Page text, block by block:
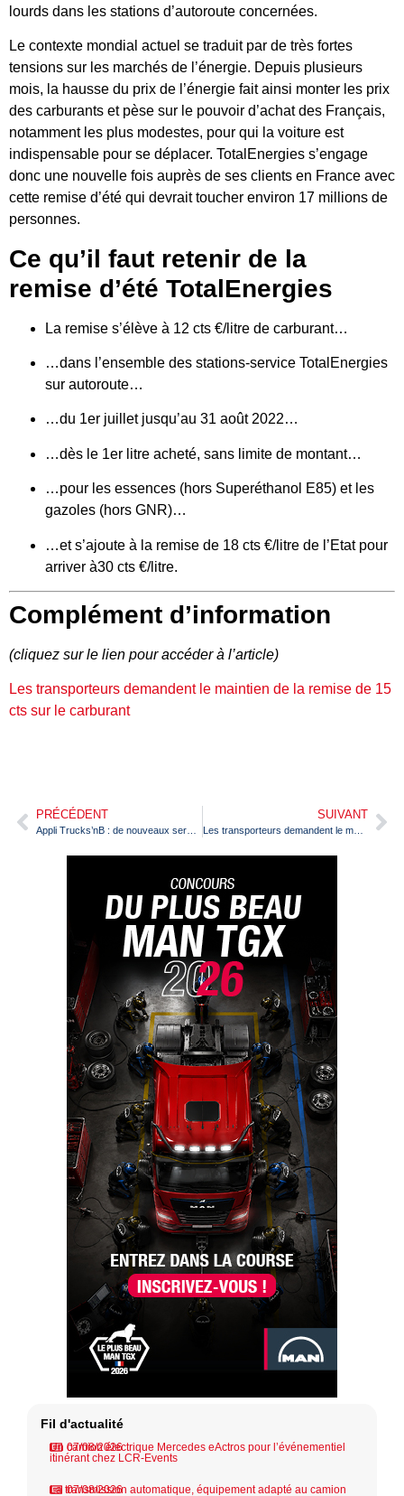
lourds dans les stations d’autoroute concernées.
Le contexte mondial actuel se traduit par de très fortes
tensions sur les marchés de l’énergie. Depuis plusieurs
mois, la hausse du prix de l’énergie fait ainsi monter les prix
des carburants et pèse sur le pouvoir d’achat des Français,
notamment les plus modestes, pour qui la voiture est
indispensable pour se déplacer. TotalEnergies s’engage
donc une nouvelle fois auprès de ses clients en France avec
cette remise d’été qui devrait toucher environ 17 millions de
personnes.
Ce qu’il faut retenir de la
remise d’été TotalEnergies
La remise s’élève à 12 cts €/litre de carburant…
…dans l’ensemble des stations-service TotalEnergies
sur autoroute…
…du 1er juillet jusqu’au 31 août 2022…
…dès le 1er litre acheté, sans limite de montant…
…pour les essences (hors Superéthanol E85) et les
gazoles (hors GNR)…
…et s’ajoute à la remise de 18 cts €/litre de l’Etat pour
arriver à30 cts €/litre.
Complément d’information
(cliquez sur le lien pour accéder à l’article)
Les transporteurs demandent le maintien de la remise de 15
cts sur le carburant
PRÉCÉDENT SUIVANT
Les transporteurs demandent le maintien de la remise de 15 cts sur le carburant
Fil d'actualité
07/08/2026
Un camion électrique Mercedes eActros pour l’événementiel
itinérant chez LCR-Events
07/08/2026
La transmission automatique, équipement adapté au camion